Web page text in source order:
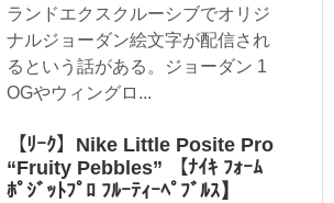
ランドエクスクルーシブでオリジ
ナルジョーダン絵文字が配信され
るという話がある。ジョーダン 1
OGやウィングロ...
【ﾘｰｸ】Nike Little Posite Pro
“Fruity Pebbles” 【ﾅｲｷ ﾌｫｰﾑ
ﾎﾟｼﾞｯﾄﾌﾟﾛ ﾌﾙｰﾃｨｰﾍﾟﾌﾞﾙｽ】